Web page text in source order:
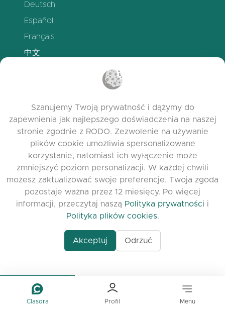
Clasora Profil Menu
Deutsch
Español
Français
中文
Skontaktuj się z nami
Zostaw opinię
Discord
PRZYDATNE LINKI
Najczęściej zadawane pytania
Polityka prywatności
Polityka plików cookies
Warunki korzystania
Szanujemy Twoją prywatność i dążymy do
zapewnienia jak najlepszego doświadczenia na naszej
stronie zgodnie z RODO. Zezwolenie na używanie
plików cookie umożliwia spersonalizowane
korzystanie, natomiast ich wyłączenie może
zmniejszyć poziom personalizacji. W każdej chwili
możesz zaktualizować swoje preferencje. Twoja zgoda
pozostaje ważna przez 12 miesięcy. Po więcej
informacji, przeczytaj naszą Polityka prywatności i
Polityka plików cookies.
Akceptuj Odrzuć